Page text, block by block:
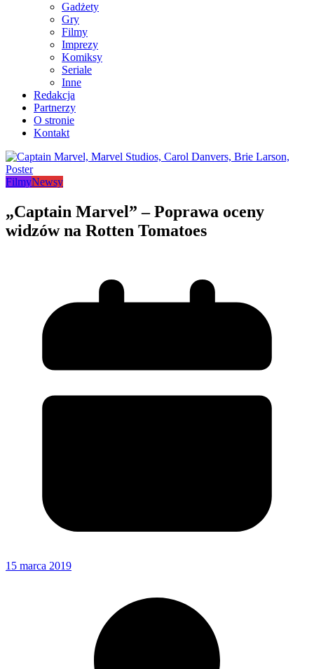
Gadżety
Gry
Filmy
Imprezy
Komiksy
Seriale
Inne
Redakcja
Partnerzy
O stronie
Kontakt
FilmyNewsy
„Captain Marvel” – Poprawa oceny
widzów na Rotten Tomatoes
15 marca 2019